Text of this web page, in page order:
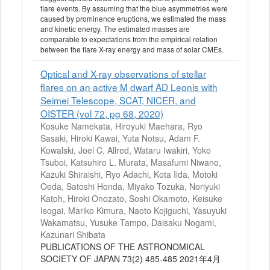
flare events. By assuming that the blue asymmetries were
caused by prominence eruptions, we estimated the mass
and kinetic energy. The estimated masses are
comparable to expectations from the empirical relation
between the flare X-ray energy and mass of solar CMEs.
Optical and X-ray observations of stellar
flares on an active M dwarf AD Leonis with
Seimei Telescope, SCAT, NICER, and
OISTER (vol 72, pg 68, 2020)
Kosuke Namekata, Hiroyuki Maehara, Ryo
Sasaki, Hiroki Kawai, Yuta Notsu, Adam F.
Kowalski, Joel C. Allred, Wataru Iwakiri, Yoko
Tsuboi, Katsuhiro L. Murata, Masafumi Niwano,
Kazuki Shiraishi, Ryo Adachi, Kota Iida, Motoki
Oeda, Satoshi Honda, Miyako Tozuka, Noriyuki
Katoh, Hiroki Onozato, Soshi Okamoto, Keisuke
Isogai, Mariko Kimura, Naoto Kojiguchi, Yasuyuki
Wakamatsu, Yusuke Tampo, Daisaku Nogami,
Kazunari Shibata
PUBLICATIONS OF THE ASTRONOMICAL
SOCIETY OF JAPAN 73(2) 485-485 2021年4月